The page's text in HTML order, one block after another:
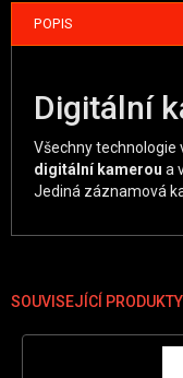
POPIS
Digitální
Všechny technologie
digitální kamerou a
Jediná záznamová
SOUVISEJÍCÍ PRODUKTY